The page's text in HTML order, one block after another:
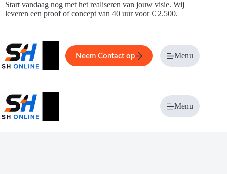
Ga
naar
Start vandaag nog met het realiseren van jouw visie. Wij
leveren een proof of concept van 40 uur voor € 2.500.
Home Service Over ons
Neem Contact op Menu
Menu